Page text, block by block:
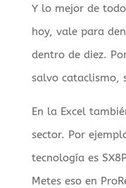
Y lo mejor de
hoy, vale para
dentro de diez.
salvo cataclismo,
En la Excel
sector. Por
tecnología es
Metes eso en